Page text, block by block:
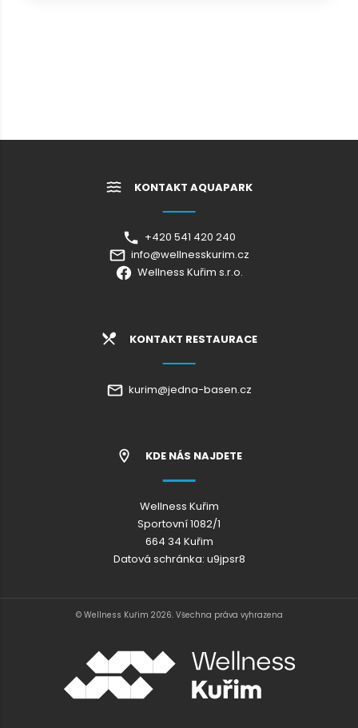
KONTAKT AQUAPARK
+420 541 420 240
info@wellnesskurim.cz
Wellness Kuřim s.r.o.
KONTAKT RESTAURACE
kurim@jedna-basen.cz
KDE NÁS NAJDETE
Wellness Kuřim
Sportovní 1082/1
664 34 Kuřim
Datová schránka: u9jpsr8
© Wellness Kuřim 2026. Všechna práva vyhrazena